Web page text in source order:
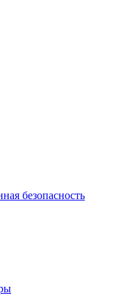
безопасность